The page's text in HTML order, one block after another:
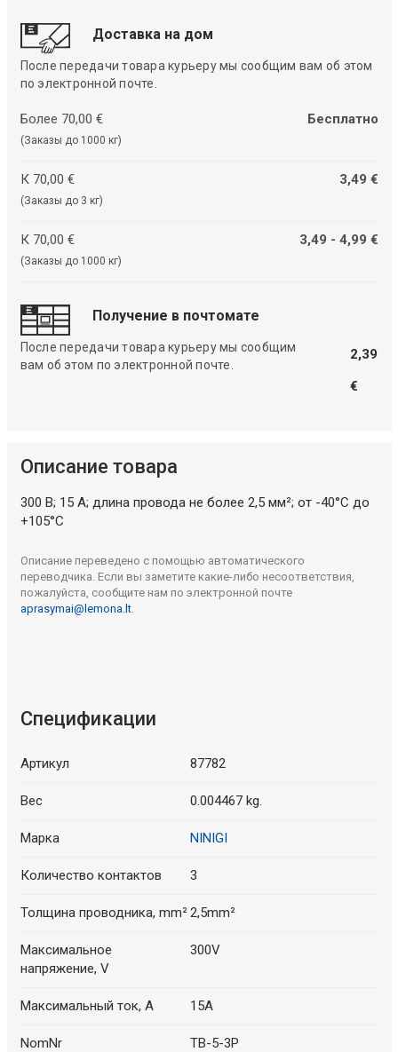
Доставка на дом
После передачи товара курьеру мы сообщим вам об этом
по электронной почте.
Более 70,00 €
(Заказы до 1000 кг)
Бесплатно
К 70,00 €
(Заказы до 3 кг)
3,49 €
К 70,00 €
(Заказы до 1000 кг)
3,49 - 4,99 €
Получение в почтомате
После передачи товара курьеру мы сообщим
вам об этом по электронной почте.
2,39
€
Описание товара
300 В; 15 А; длина провода не более 2,5 мм²; от -40°C до
+105°C
Описание переведено с помощью автоматического
переводчика. Если вы заметите какие-либо несоответствия,
пожалуйста, сообщите нам по электронной почте
aprasymai@lemona.lt.
Спецификации
Артикул 87782
Вес 0.004467 kg.
Марка NINIGI
Количество контактов 3
Толщина проводника, mm²2,5mm²
Максимальное
напряжение, V
300V
Максимальный ток, A 15A
NomNr TB-5-3P